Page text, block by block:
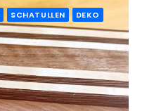
SCHATULLEN DEKO